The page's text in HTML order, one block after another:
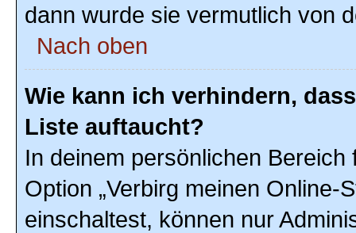
dann wurde sie vermutlich von
Nach oben
Wie kann ich verhindern,
Liste auftaucht?
In deinem persönlichen
Option „Verbirg meinen Online-
einschaltest, können nur